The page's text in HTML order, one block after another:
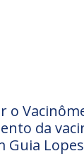
o
da
Guia Lopes